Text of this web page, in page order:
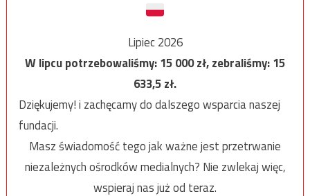
Lipiec 2026
W lipcu potrzebowaliśmy:15 000zł, zebraliśmy:15
633,5zł.
Dziękujemy! i zachęcamy do dalszego wsparcia naszej
fundacji.
Masz świadomość tego jak ważne jest przetrwanie
niezależnych ośrodków medialnych? Nie zwlekaj więc,
wspieraj nas już od teraz.